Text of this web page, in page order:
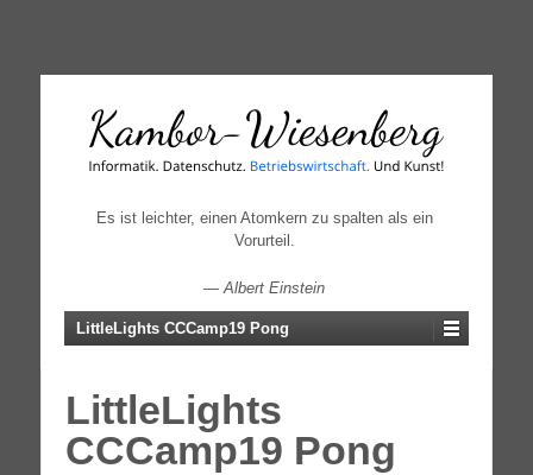
↓
CONTENT
Es ist leichter, einen Atomkern zu spalten als ein
Vorurteil.
—Albert Einstein
LittleLights CCCamp19 Pong
LittleLights
CCCamp19 Pong